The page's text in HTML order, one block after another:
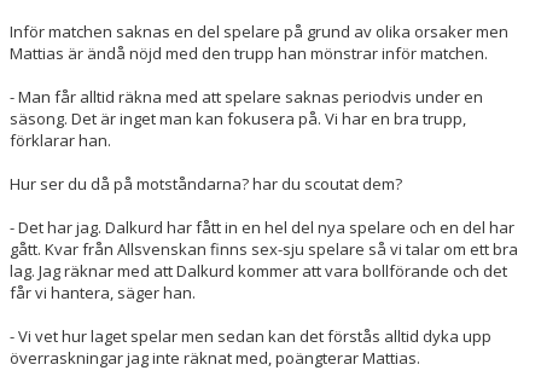
Inför matchen saknas en del spelare på grund av olika orsaker men
Mattias är ändå nöjd med den trupp han mönstrar inför matchen.
- Man får alltid räkna med att spelare saknas periodvis under en
säsong. Det är inget man kan fokusera på. Vi har en bra trupp,
förklarar han.
Hur ser du då på motståndarna? har du scoutat dem?
- Det har jag. Dalkurd har fått in en hel del nya spelare och en del har
gått. Kvar från Allsvenskan finns sex-sju spelare så vi talar om ett bra
lag. Jag räknar med att Dalkurd kommer att vara bollförande och det
får vi hantera, säger han.
- Vi vet hur laget spelar men sedan kan det förstås alltid dyka upp
överraskningar jag inte räknat med, poängterar Mattias.